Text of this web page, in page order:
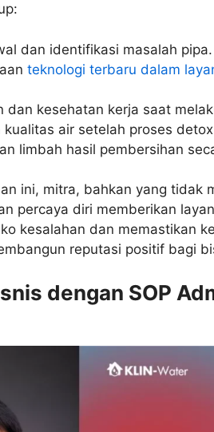
dan identifikasi masalah pipa.
teknologi terbaru dalam
dan kesehatan kerja saat
kualitas air setelah proses
limbah hasil pembersihan
ini, mitra, bahkan yang tidak
percaya diri memberikan
kesalahan dan memastikan
reputasi positif bagi
dengan SOP